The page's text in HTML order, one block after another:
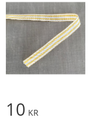
10 KR